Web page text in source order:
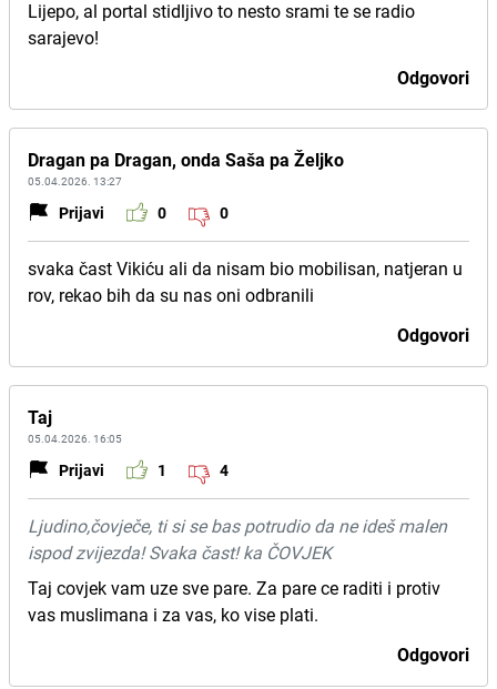
Lijepo, al portal stidljivo to nesto srami te se radio
sarajevo!
Odgovori
Dragan pa Dragan, onda Saša pa Željko
05.04.2026. 13:27
Prijavi 0 0
svaka čast Vikiću ali da nisam bio mobilisan, natjeran u
rov, rekao bih da su nas oni odbranili
Odgovori
Taj
05.04.2026. 16:05
Prijavi 1 4
Ljudino,čovječe, ti si se bas potrudio da ne ideš malen
ispod zvijezda! Svaka čast! ka ČOVJEK
Taj covjek vam uze sve pare. Za pare ce raditi i protiv
vas muslimana i za vas, ko vise plati.
Odgovori